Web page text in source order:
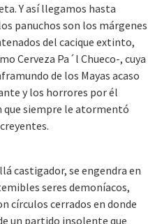
Y así llegamos hasta
panuchos son los márgenes
del cacique extinto,
Cerveza Pa´l Chueco-, cuya
de los Mayas acaso
y los horrores por él
que siempre le atormentó
castigador, se engendra en
seres demoníacos,
círculos cerrados en donde
un partido insolente que